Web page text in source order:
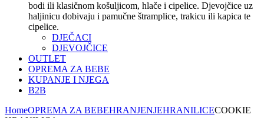
bodi ili klasičnom košuljicom, hlače i cipelice. Djevojčice uz
haljinicu dobivaju i pamučne štramplice, trakicu ili kapica te
cipelice.
DJEČACI
DJEVOJČICE
OUTLET
OPREMA ZA BEBE
KUPANJE I NJEGA
B2B
HomeOPREMA ZA BEBEHRANJENJEHRANILICECOOKIE